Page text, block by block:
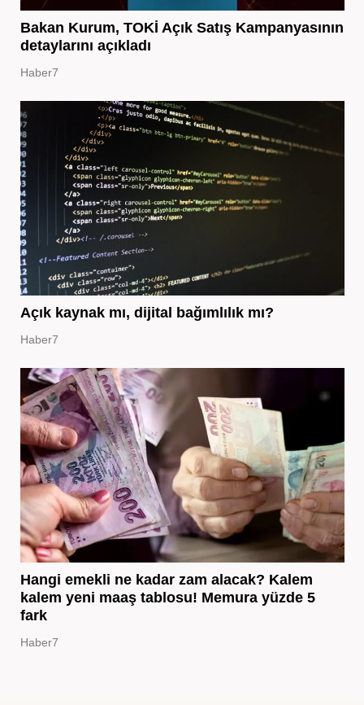
Bakan Kurum, TOKİ Açık Satış Kampanyasının
detaylarını açıkladı
Haber7
Açık kaynak mı, dijital bağımlılık mı?
Haber7
Hangi emekli ne kadar zam alacak? Kalem
kalem yeni maaş tablosu! Memura yüzde 5
fark
Haber7